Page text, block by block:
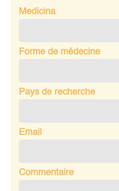
Medicina
Forme de médecine
Pays de recherche
Email
Commentaire